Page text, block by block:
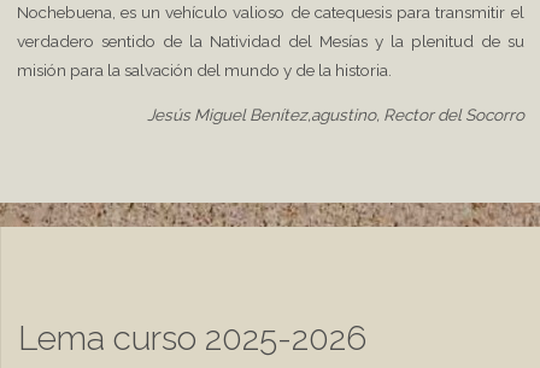
Nochebuena, es un vehículo valioso de catequesis para transmitir el
verdadero sentido de la Natividad del Mesías y la plenitud de su
misión para la salvación del mundo y de la historia.
Jesús Miguel Benítez,agustino, Rector del Socorro
Lema curso 2025-2026